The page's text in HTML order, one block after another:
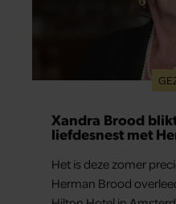
Xandra Brood
liefdesnest met
Het is deze zomer
Herman Brood